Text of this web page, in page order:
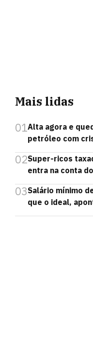
Mais lidas
01Alta agora e
petróleo com
02Super-ricos
entra na conta
03Salário mínimo
que o ideal,